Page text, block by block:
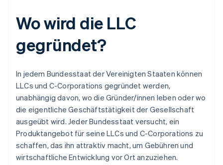
Wo wird die LLC
gegründet?
In jedem Bundesstaat der Vereinigten Staaten können
LLCs und C-Corporations gegründet werden,
unabhängig davon, wo die Gründer/innen leben oder wo
die eigentliche Geschäftstätigkeit der Gesellschaft
ausgeübt wird. Jeder Bundesstaat versucht, ein
Produktangebot für seine LLCs und C-Corporations zu
schaffen, das ihn attraktiv macht, um Gebühren und
wirtschaftliche Entwicklung vor Ort anzuziehen.